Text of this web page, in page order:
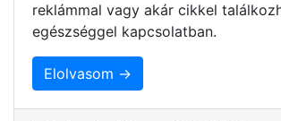
reklámmal vagy akár cikkel
egészséggel kapcsolatban.
Elolvasom →